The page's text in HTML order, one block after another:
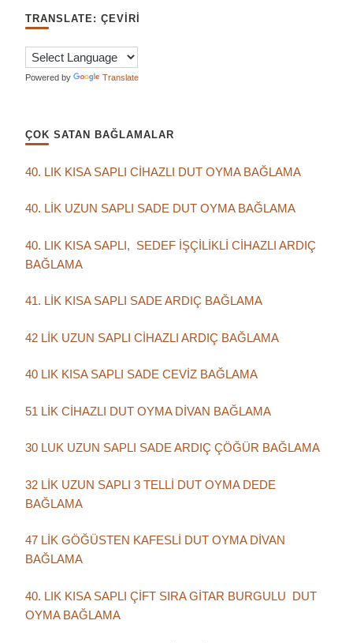
TRANSLATE: ÇEVIRI
Powered by Translate
ÇOK SATAN BAĞLAMALAR
40. LIK KISA SAPLI CİHAZLI DUT OYMA BAĞLAMA
40. LİK UZUN SAPLI SADE DUT OYMA BAĞLAMA
40. LIK KISA SAPLI, SEDEF İŞÇİLİKLİ CİHAZLI ARDIÇ
BAĞLAMA
41. LİK KISA SAPLI SADE ARDIÇ BAĞLAMA
42 LİK UZUN SAPLI CİHAZLI ARDIÇ BAĞLAMA
40 LIK KISA SAPLI SADE CEVİZ BAĞLAMA
51 LİK CİHAZLI DUT OYMA DİVAN BAĞLAMA
30 LUK UZUN SAPLI SADE ARDIÇ ÇÖĞÜR BAĞLAMA
32 LİK UZUN SAPLI 3 TELLİ DUT OYMA DEDE
BAĞLAMA
47 LİK GÖĞÜSTEN KAFESLİ DUT OYMA DİVAN
BAĞLAMA
40. LIK KISA SAPLI ÇİFT SIRA GİTAR BURGULU DUT
OYMA BAĞLAMA